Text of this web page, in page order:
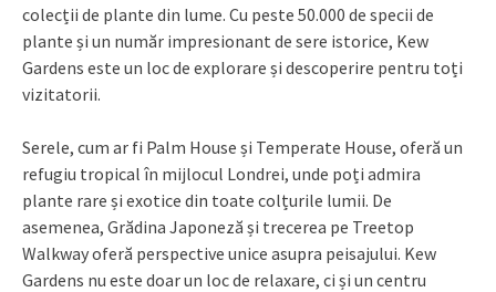
colecții de plante din lume. Cu peste 50.000 de specii de
plante și un număr impresionant de sere istorice, Kew
Gardens este un loc de explorare și descoperire pentru toți
vizitatorii.
Serele, cum ar fi Palm House și Temperate House, oferă un
refugiu tropical în mijlocul Londrei, unde poți admira
plante rare și exotice din toate colțurile lumii. De
asemenea, Grădina Japoneză și trecerea pe Treetop
Walkway oferă perspective unice asupra peisajului. Kew
Gardens nu este doar un loc de relaxare, ci și un centru